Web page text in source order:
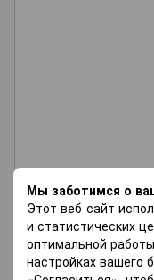
Мы заботимся о
Этот веб-сайт
и статистических
оптимальной
настройках вашего